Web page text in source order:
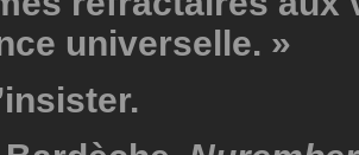
universelle. »